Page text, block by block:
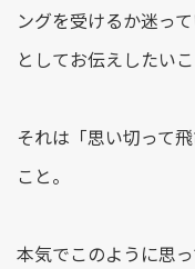
ングを受けるか迷っ
としてお伝えしたいこ
それは「思い切って
こと。
本気でこのように思っ